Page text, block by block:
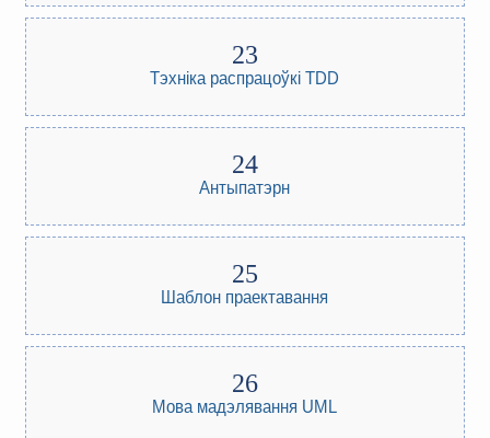
Тэхніка распрацоўкі TDD
Антыпатэрн
Шаблон праектавання
Мова мадэлявання UML